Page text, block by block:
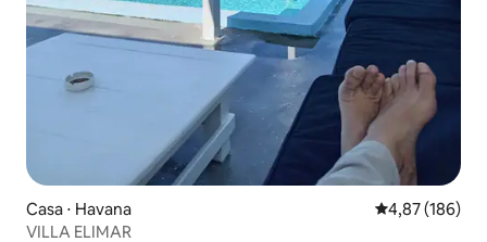
Casa ⋅ Havana 4,87 de uma
4,87 (186)
VILLA ELIMAR